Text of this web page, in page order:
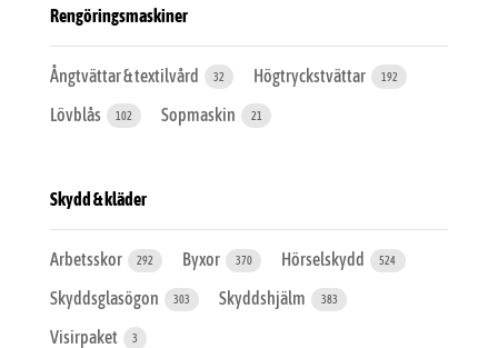
Rengöringsmaskiner
Ångtvättar & textilvård 32 Högtryckstvättar 192
Lövblås 102 Sopmaskin 21
Skydd & kläder
Arbetsskor 292 Byxor 370 Hörselskydd 524
Skyddsglasögon 303 Skyddshjälm 383
Visirpaket 3